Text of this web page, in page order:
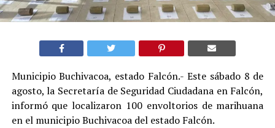
Municipio Buchivacoa, estado Falcón.- Este sábado 8 de
agosto, la Secretaría de Seguridad Ciudadana en Falcón,
informó que localizaron 100 envoltorios de marihuana
en el municipio Buchivacoa del estado Falcón.